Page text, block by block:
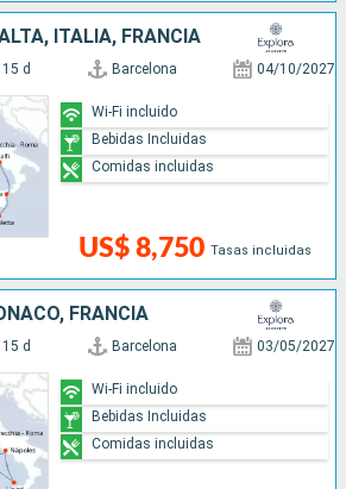
ITALIA, FRANCIA
15 d Barcelona 04/10/2027
US$ 8,750 Tasas incluidas
Wi-Fi incluido
Bebidas Incluidas
Comidas incluidas
FRANCIA
15 d Barcelona 03/05/2027
Wi-Fi incluido
Bebidas Incluidas
Comidas incluidas